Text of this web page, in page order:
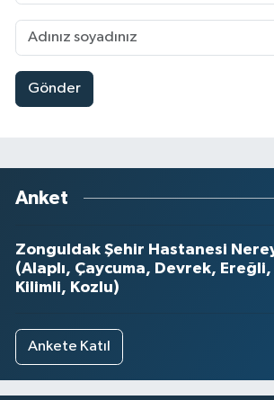
Gönder
Anket
Zonguldak Şehir Hastanesi
(Alaplı, Çaycuma, Devrek,
Kilimli, Kozlu)
Ankete Katıl